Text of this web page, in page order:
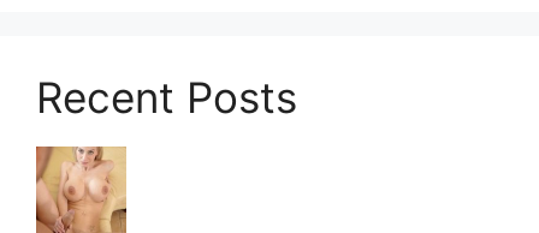
Recent Posts